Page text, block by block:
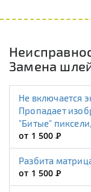
Замена
Не включается
Пропадает
"Битые"
от 1 500Р
Разбита
от 1 500Р